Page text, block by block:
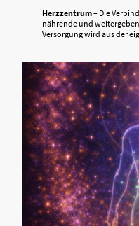
Herzzentrum– Die
nährende und
Versorgung wird aus der